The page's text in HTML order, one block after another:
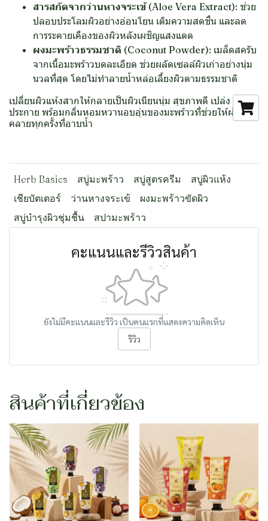
สารสกัดจากว่านหางจระเข้ (Aloe Vera Extract): ช่วย
ปลอบประโลมผิวอย่างอ่อนโยน เติมความสดชื่น และลด
การระคายเคืองของผิวหลังเผชิญแสงแดด
ผงมะพร้าวธรรมชาติ (Coconut Powder): เมล็ดสครับ
จากเนื้อมะพร้าวบดละเอียด ช่วยผลัดเซลล์ผิวเก่าอย่างนุ่ม
นวลที่สุด โดยไม่ทำลายน้ำหล่อเลี้ยงผิวตามธรรมชาติ
เปลี่ยนผิวแห้งสากให้กลายเป็นผิวเนียนนุ่ม สุขภาพดี เปล่ง
ประกาย พร้อมกลิ่นหอมหวานอบอุ่นของมะพร้าวที่ช่วยให้ผ่อน
คลายทุกครั้งที่อาบน้ำ
Herb Basics สบู่มะพร้าว สบู่สูตรครีม
สบู่ผิวแห้ง
เชียบัตเตอร์
ว่านหางจระเข้
ผงมะพร้าวขัดผิว
สบู่บำรุงผิวชุ่มชื้น
สปามะพร้าว
คะแนนและรีวิวสินค้า
ยังไม่มีคะแนนและรีวิว เป็นคนแรกที่แสดงความคิดเห็น
รีวิว
สินค้าที่เกี่ยวข้อง